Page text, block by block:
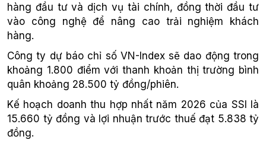
hàng đầu tư và dịch vụ tài chính, đồng thời đầu tư
vào công nghệ để nâng cao trải nghiệm khách
hàng.
Công ty dự báo chỉ số VN-Index sẽ dao động trong
khoảng 1.800 điểm với thanh khoản thị trường bình
quân khoảng 28.500 tỷ đồng/phiên.
Kế hoạch doanh thu hợp nhất năm 2026 của SSI là
15.660 tỷ đồng và lợi nhuận trước thuế đạt 5.838 tỷ
đồng.